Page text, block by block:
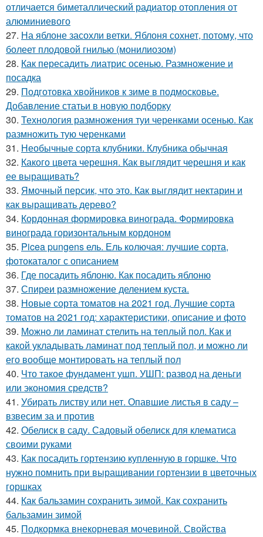
отличается биметаллический радиатор отопления от
алюминиевого
27. На яблоне засохли ветки. Яблоня сохнет, потому, что
болеет плодовой гнилью (монилиозом)
28. Как пересадить лиатрис осенью. Размножение и
посадка
29. Подготовка хвойников к зиме в подмосковье.
Добавление статьи в новую подборку
30. Технология размножения туи черенками осенью. Как
размножить тую черенками
31. Необычные сорта клубники. Клубника обычная
32. Какого цвета черешня. Как выглядит черешня и как
ее выращивать?
33. Ямочный персик, что это. Как выглядит нектарин и
как выращивать дерево?
34. Кордонная формировка винограда. Формировка
винограда горизонтальным кордоном
35. Picea pungens ель. Ель колючая: лучшие сорта,
фотокаталог с описанием
36. Где посадить яблоню. Как посадить яблоню
37. Спиреи размножение делением куста.
38. Новые сорта томатов на 2021 год. Лучшие сорта
томатов на 2021 год: характеристики, описание и фото
39. Можно ли ламинат стелить на теплый пол. Как и
какой укладывать ламинат под теплый пол, и можно ли
его вообще монтировать на теплый пол
40. Что такое фундамент ушп. УШП: развод на деньги
или экономия средств?
41. Убирать листву или нет. Опавшие листья в саду –
взвесим за и против
42. Обелиск в саду. Садовый обелиск для клематиса
своими руками
43. Как посадить гортензию купленную в горшке. Что
нужно помнить при выращивании гортензии в цветочных
горшках
44. Как бальзамин сохранить зимой. Как сохранить
бальзамин зимой
45. Подкормка внекорневая мочевиной. Свойства